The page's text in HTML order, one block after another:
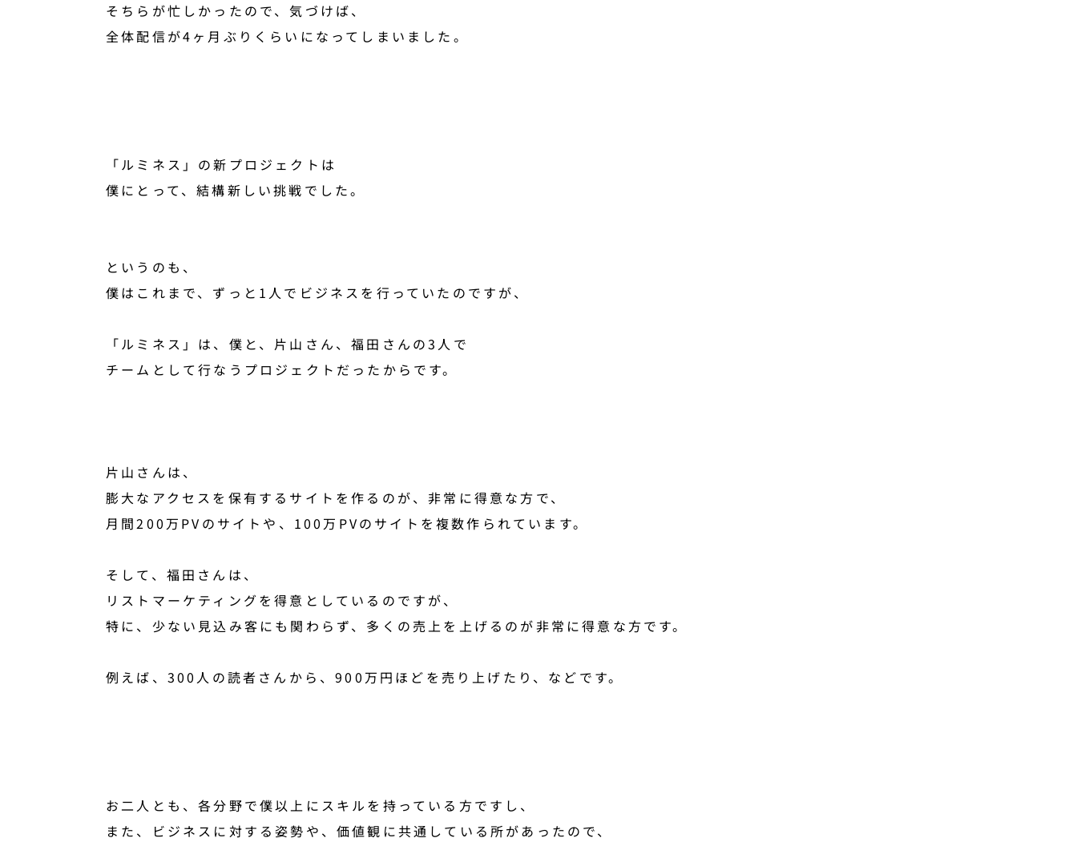
そちらが忙しかったので、気づけば、
全体配信が4ヶ月ぶりくらいになってしまいました。
「ルミネス」の新プロジェクトは
僕にとって、結構新しい挑戦でした。
というのも、
僕はこれまで、ずっと1人でビジネスを行っていたのですが、
「ルミネス」は、僕と、片山さん、福田さんの3人で
チームとして行なうプロジェクトだったからです。
片山さんは、
膨大なアクセスを保有するサイトを作るのが、非常に得意な方で、
月間200万PVのサイトや、100万PVのサイトを複数作られています。
そして、福田さんは、
リストマーケティングを得意としているのですが、
特に、少ない見込み客にも関わらず、多くの売上を上げるのが非常に得意な方です。
例えば、300人の読者さんから、900万円ほどを売り上げたり、などです。
お二人とも、各分野で僕以上にスキルを持っている方ですし、
また、ビジネスに対する姿勢や、価値観に共通している所があったので、